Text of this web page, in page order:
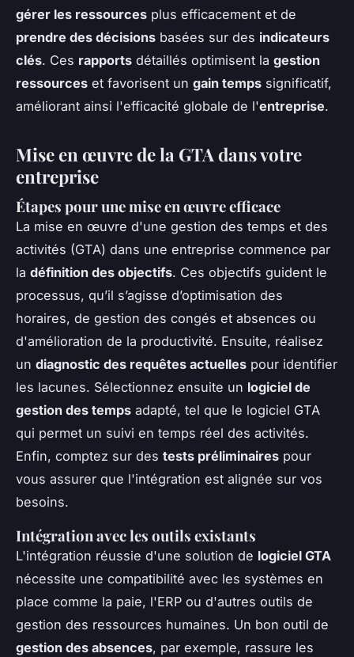
gérer les ressources plus efficacement et de
prendre des décisions basées sur des indicateurs
clés. Ces rapports détaillés optimisent la gestion
ressources et favorisent un gain temps significatif,
améliorant ainsi l'efficacité globale de l'entreprise.
Mise en œuvre de la GTA dans votre
entreprise
Étapes pour une mise en œuvre efficace
La mise en œuvre d'une gestion des temps et des
activités (GTA) dans une entreprise commence par
la définition des objectifs. Ces objectifs guident le
processus, qu’il s’agisse d’optimisation des
horaires, de gestion des congés et absences ou
d'amélioration de la productivité. Ensuite, réalisez
un diagnostic des requêtes actuelles pour identifier
les lacunes. Sélectionnez ensuite un logiciel de
gestion des temps adapté, tel que le logiciel GTA
qui permet un suivi en temps réel des activités.
Enfin, comptez sur des tests préliminaires pour
vous assurer que l'intégration est alignée sur vos
besoins.
Intégration avec les outils existants
L'intégration réussie d'une solution de logiciel GTA
nécessite une compatibilité avec les systèmes en
place comme la paie, l'ERP ou d'autres outils de
gestion des ressources humaines. Un bon outil de
gestion des absences, par exemple, rassure les